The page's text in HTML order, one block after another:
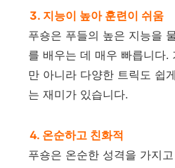
3. 지능이 높아 훈련이 쉬움
푸숑은 푸들의 높은 지능을
를 배우는 데 매우 빠릅니다.
만 아니라 다양한 트릭도 쉽
는 재미가 있습니다.
4. 온순하고 친화적
푸숑은 온순한 성격을 가지